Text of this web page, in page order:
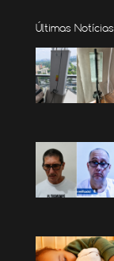
Últimas Notícias